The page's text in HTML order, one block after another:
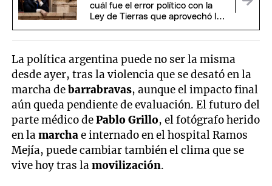
cuál fue el error político con la
Ley de Tierras que aprovechó la
La política argentina puede no ser la misma
desde ayer, tras la violencia que se desató en la
marcha debarrabravas, aunque el impacto final
aún queda pendiente de evaluación. El futuro del
parte médico dePablo Grillo, el fotógrafo herido
en lamarchae internado en el hospital Ramos
Mejía, puede cambiar también el clima que se
vive hoy tras lamovilización.